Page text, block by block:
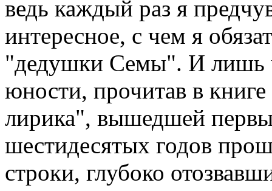
ведь каждый раз я
интересное, с чем я
"дедушки Семы". И лишь
юности, прочитав в
лирика", вышедшей
шестидесятых годов
строки, глубоко